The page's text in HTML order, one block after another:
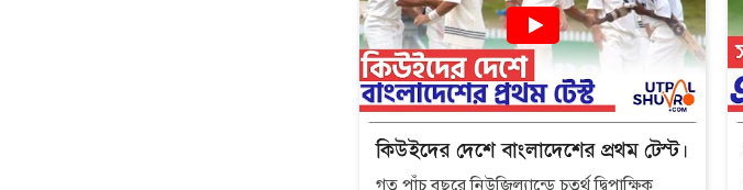
কিউইদের দেশে বাংলাদেশের প্রথম টেস্ট।
গত পাঁচ বছরে নিউজিল্যান্ডে চতুর্থ দ্বিপাক্ষিক